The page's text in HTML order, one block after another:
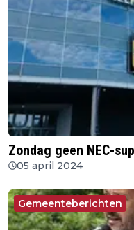
Zondag geen NEC-
05 april 2024
Gemeenteberichten